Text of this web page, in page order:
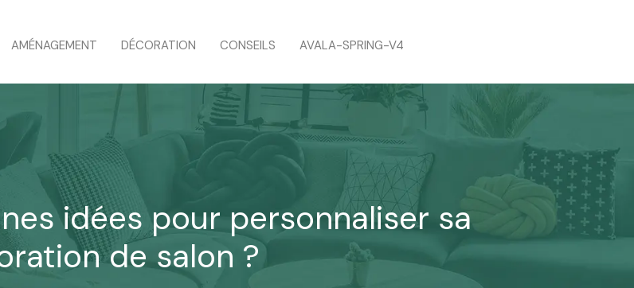
AMÉNAGEMENT DÉCORATION CONSEILS AVALA-SPRING-V4
idées pour personnaliser sa
de salon ?